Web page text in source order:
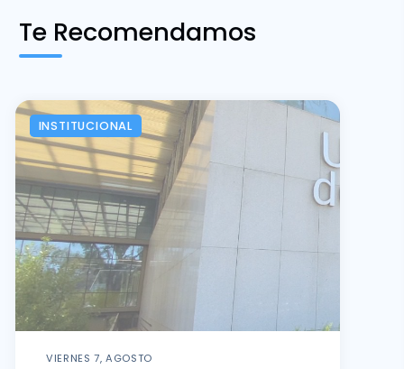
Te Recomendamos
INSTITUCIONAL
VIERNES 7, AGOSTO